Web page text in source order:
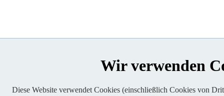
Wir verwenden
Diese Website verwendet Cookies (einschließlich Cookies von